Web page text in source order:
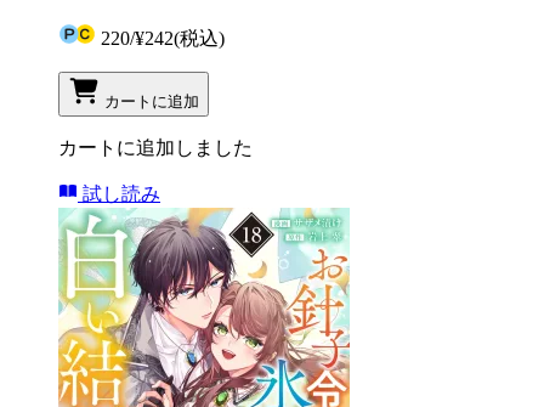
220/¥242(税込)
カートに追加
カートに追加しました
試し読み